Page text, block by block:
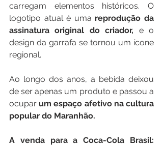
carregam elementos históricos. O
logotipo atual é uma reprodução da
assinatura original do criador, e o
design da garrafa se tornou um ícone
regional.
Ao longo dos anos, a bebida deixou
de ser apenas um produto e passou a
ocupar um espaço afetivo na cultura
popular do Maranhão.
A venda para a Coca-Cola Brasil: